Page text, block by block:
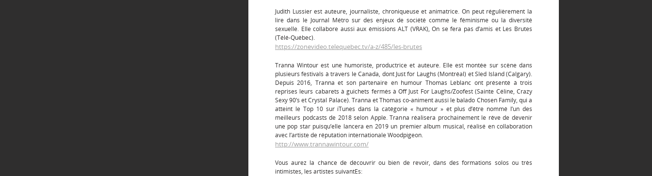
Judith Lussier est auteure, journaliste, chroniqueuse et animatrice. On peut régulièrement la
lire dans le Journal Métro sur des enjeux de société comme le féminisme ou la diversité
sexuelle. Elle collabore aussi aux émissions ALT (VRAK), On se fera pas d’amis et Les Brutes
(Télé-Québec).
https://zonevideo.telequebec.tv/a-z/485/les-brutes
Tranna Wintour est une humoriste, productrice et auteure. Elle est montée sur scène dans
plusieurs festivals à travers le Canada, dont Just for Laughs (Montréal) et Sled Island (Calgary).
Depuis 2016, Tranna et son partenaire en humour Thomas Leblanc ont présenté à trois
reprises leurs cabarets à guichets fermés à Off Just For Laughs/Zoofest (Sainte Céline, Crazy
Sexy 90’s et Crystal Palace). Tranna et Thomas co-animent aussi le balado Chosen Family, qui a
atteint le Top 10 sur iTunes dans la catégorie « humour » et plus d’être nommé l’un des
meilleurs podcasts de 2018 selon Apple. Tranna réalisera prochainement le rêve de devenir
une pop star puisqu’elle lancera en 2019 un premier album musical, réalisé en collaboration
avec l’artiste de réputation internationale Woodpigeon.
http://www.trannawintour.com/
Vous aurez la chance de découvrir ou bien de revoir, dans des formations solos ou très
intimistes, les artistes suivantEs: